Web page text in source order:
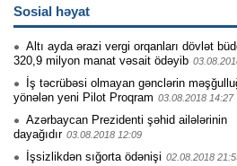
Sosial həyat
Altı ayda ərazi vergi orqanları dövlət
320,9 milyon manat vəsait ödəyib
İş təcrübəsi olmayan gənclərin
yönələn yeni Pilot Proqram 03.08.2018 14:27
Azərbaycan Prezidenti şəhid ailələrinin
dayağıdır 03.08.2018 12:09
İşsizlikdən sığorta ödənişi 02.08.2018